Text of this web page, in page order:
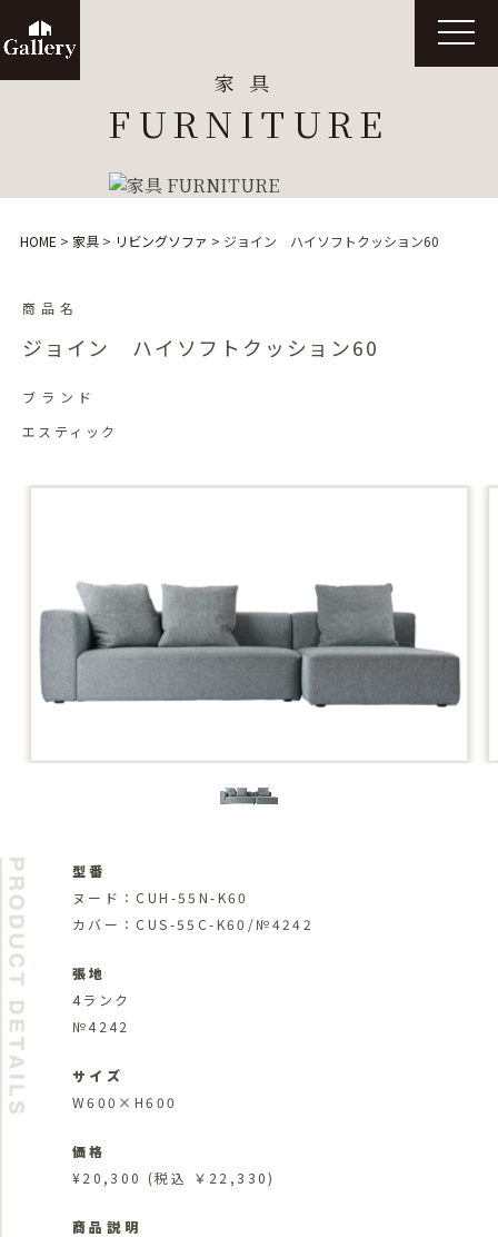
家具
FURNITURE
t
o
g
HOME > 家具> リビングソファ > ジョイン ハイソフトクッション60
商品名
ジョイン ハイソフトクッション60
ブランド
エスティック
型番
ヌード：CUH-55N-K60
カバー：CUS-55C-K60/№4242
張地
4ランク
№4242
サイズ
W600×H600
価格
¥20,300 (税込 ￥22,330)
商品説明